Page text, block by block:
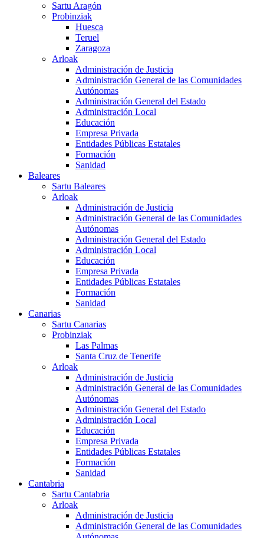
Sartu Aragón
Probinziak
Huesca
Teruel
Zaragoza
Arloak
Administración de Justicia
Administración General de las Comunidades
Autónomas
Administración General del Estado
Administración Local
Educación
Empresa Privada
Entidades Públicas Estatales
Formación
Sanidad
Baleares
Sartu Baleares
Arloak
Administración de Justicia
Administración General de las Comunidades
Autónomas
Administración General del Estado
Administración Local
Educación
Empresa Privada
Entidades Públicas Estatales
Formación
Sanidad
Canarias
Sartu Canarias
Probinziak
Las Palmas
Santa Cruz de Tenerife
Arloak
Administración de Justicia
Administración General de las Comunidades
Autónomas
Administración General del Estado
Administración Local
Educación
Empresa Privada
Entidades Públicas Estatales
Formación
Sanidad
Cantabria
Sartu Cantabria
Arloak
Administración de Justicia
Administración General de las Comunidades